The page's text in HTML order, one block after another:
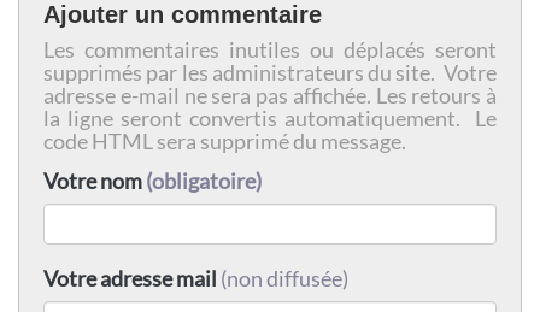
Ajouter un commentaire
Les commentaires inutiles ou déplacés seront
supprimés par les administrateurs du site. Votre
adresse e-mail ne sera pas affichée. Les retours à
la ligne seront convertis automatiquement. Le
code HTML sera supprimé du message.
Votre nom(obligatoire)
Votre adresse mail (non diffusée)